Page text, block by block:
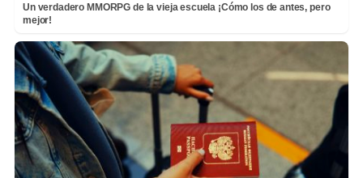
Un verdadero MMORPG de la vieja escuela ¡Cómo los de antes, pero
mejor!